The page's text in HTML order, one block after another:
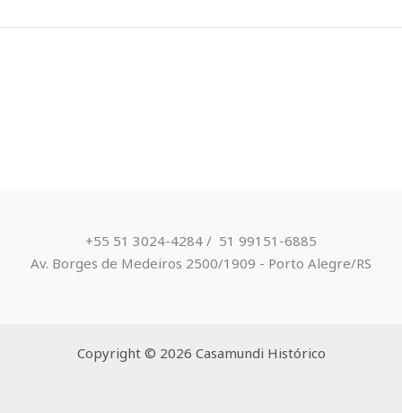
+55 51 3024-4284 / ​ 51 99151-6885
Av. Borges de Medeiros 2500/1909 - Porto Alegre/RS
Copyright © 2026 Casamundi Histórico